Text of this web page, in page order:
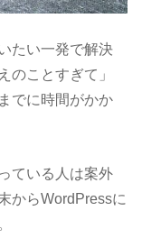
たい一発で解決
のことすぎて」
でに時間がかか
ている人は案外
からWordPressに